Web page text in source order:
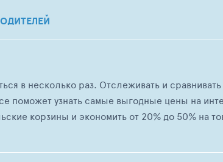
в несколько раз. Отслеживать и
поможет узнать самые выгодные цены на
корзины и экономить от 20% до 50% на